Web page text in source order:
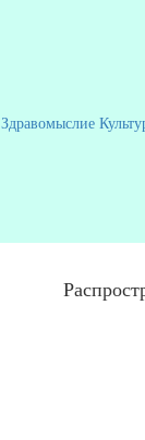
Здравомыслие